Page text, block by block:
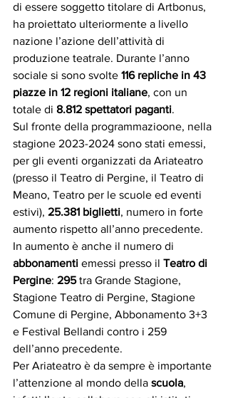
di essere soggetto titolare di Artbonus,
ha proiettato ulteriormente a livello
nazione l’azione dell’attività di
produzione teatrale. Durante l’anno
sociale si sono svolte 116 repliche in 43
piazze in 12 regioni italiane, con un
totale di 8.812 spettatori paganti.
Sul fronte della programmazioone, nella
stagione 2023-2024 sono stati emessi,
per gli eventi organizzati da Ariateatro
(presso il Teatro di Pergine, il Teatro di
Meano, Teatro per le scuole ed eventi
estivi), 25.381 biglietti, numero in forte
aumento rispetto all’anno precedente.
In aumento è anche il numero di
abbonamenti emessi presso il Teatro di
Pergine: 295 tra Grande Stagione,
Stagione Teatro di Pergine, Stagione
Comune di Pergine, Abbonamento 3+3
e Festival Bellandi contro i 259
dell’anno precedente.
Per Ariateatro è da sempre è importante
l’attenzione al mondo della scuola,